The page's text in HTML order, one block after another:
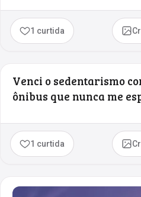
1 curtida
Venci o sedentarismo
ônibus que nunca me
1 curtida